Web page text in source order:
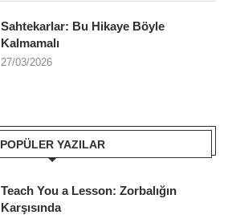
Sahtekarlar: Bu Hikaye Böyle
Kalmamalı
27/03/2026
POPÜLER YAZILAR
Teach You a Lesson: Zorbalığın
Karşısında